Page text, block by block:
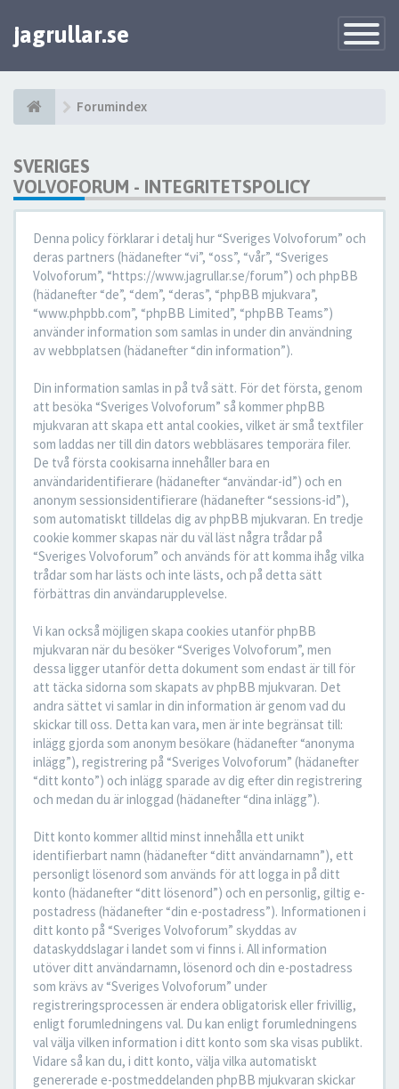
Toggle
jagrullar.se
Forumindex
SVERIGES
VOLVOFORUM - INTEGRITETSPOLICY
Denna policy förklarar i detalj hur “Sveriges Volvoforum” och
deras partners (hädanefter “vi”, “oss”, “vår”, “Sveriges
Volvoforum”, “https://www.jagrullar.se/forum”) och phpBB
(hädanefter “de”, “dem”, “deras”, “phpBB mjukvara”,
“www.phpbb.com”, “phpBB Limited”, “phpBB Teams”)
använder information som samlas in under din användning
av webbplatsen (hädanefter “din information”).
Din information samlas in på två sätt. För det första, genom
att besöka “Sveriges Volvoforum” så kommer phpBB
mjukvaran att skapa ett antal cookies, vilket är små textfiler
som laddas ner till din dators webbläsares temporära filer.
De två första cookisarna innehåller bara en
användaridentifierare (hädanefter “användar-id”) och en
anonym sessionsidentifierare (hädanefter “sessions-id”),
som automatiskt tilldelas dig av phpBB mjukvaran. En tredje
cookie kommer skapas när du väl läst några trådar på
“Sveriges Volvoforum” och används för att komma ihåg vilka
trådar som har lästs och inte lästs, och på detta sätt
förbättras din användarupplevelse.
Vi kan också möjligen skapa cookies utanför phpBB
mjukvaran när du besöker “Sveriges Volvoforum”, men
dessa ligger utanför detta dokument som endast är till för
att täcka sidorna som skapats av phpBB mjukvaran. Det
andra sättet vi samlar in din information är genom vad du
skickar till oss. Detta kan vara, men är inte begränsat till:
inlägg gjorda som anonym besökare (hädanefter “anonyma
inlägg”), registrering på “Sveriges Volvoforum” (hädanefter
“ditt konto”) och inlägg sparade av dig efter din registrering
och medan du är inloggad (hädanefter “dina inlägg”).
Ditt konto kommer alltid minst innehålla ett unikt
identifierbart namn (hädanefter “ditt användarnamn”), ett
personligt lösenord som används för att logga in på ditt
konto (hädanefter “ditt lösenord”) och en personlig, giltig e-
postadress (hädanefter “din e-postadress”). Informationen i
ditt konto på “Sveriges Volvoforum” skyddas av
dataskyddslagar i landet som vi finns i. All information
utöver ditt användarnamn, lösenord och din e-postadress
som krävs av “Sveriges Volvoforum” under
registreringsprocessen är endera obligatorisk eller frivillig,
enligt forumledningens val. Du kan enligt forumledningens
val välja vilken information i ditt konto som ska visas publikt.
Vidare så kan du, i ditt konto, välja vilka automatiskt
genererade e-postmeddelanden phpBB mjukvaran skickar